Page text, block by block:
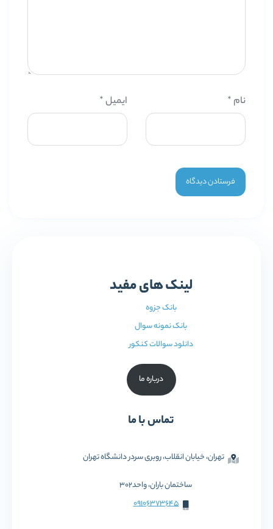
نام * ایمیل*
لینک های مفید
بانک جزوه
بانک نمونه سوال
دانلود سوالات کنکور
درباره ما
تماس با ما
تهران، خیابان انقلاب، روبری سردر دانشگاه تهران
ساختمان باران، واحد302
09106373645